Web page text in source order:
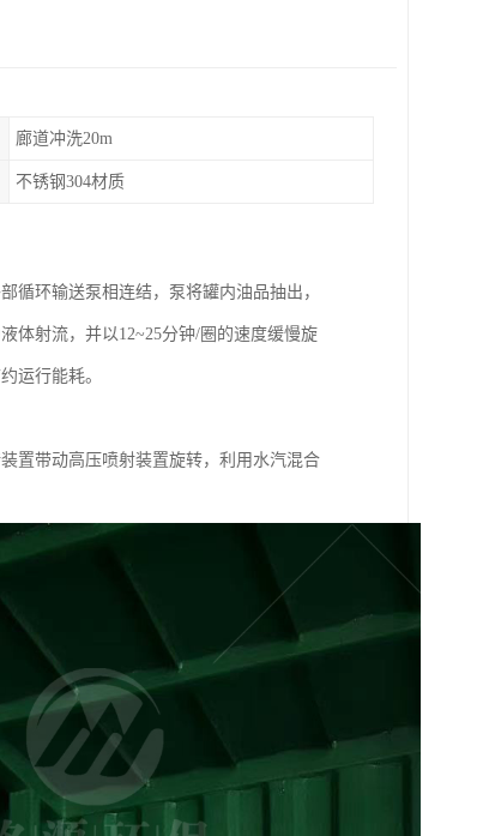
廊道冲洗20m
不锈钢304材质
循环输送泵相连结，泵将罐内油品抽出，
体射流，并以12~25分钟/圈的速度缓慢旋
运行能耗。
置带动高压喷射装置旋转，利用水汽混合